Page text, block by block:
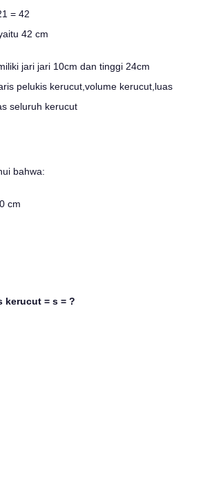
= 42
42 cm
jari jari 10cm dan tinggi 24cm
pelukis kerucut,volume kerucut,luas
seluruh kerucut
bahwa:
cm
kerucut = s = ?